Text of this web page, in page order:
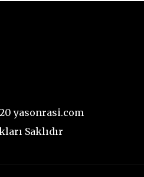
yasonrasi.com
Saklıdır